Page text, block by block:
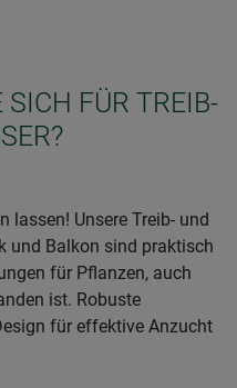
SICH FÜR TREIB-
lassen! Unsere Treib- und
und Balkon sind praktisch
für Pflanzen, auch
ist. Robuste
für effektive Anzucht